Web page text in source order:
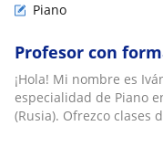
Piano
Profesor con
¡Hola! Mi nombre es
especialidad de Piano
(Rusia). Ofrezco clases